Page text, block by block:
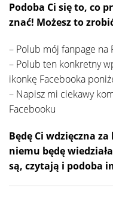
Podoba Ci się to, co
znać! Możesz to
– Polub mój fanpage na
– Polub ten konkretny
ikonkę Facebooka
– Napisz mi ciekawy
Facebooku
Będę Ci wdzięczna
niemu będę
są, czytają i podoba